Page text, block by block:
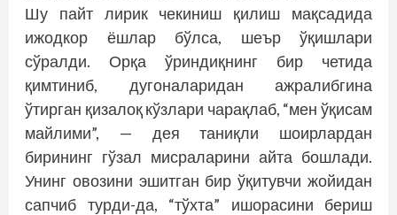
Шу пайт лирик чекиниш қилиш мақсадида
ижодкор ёшлар бўлса, шеър ўқишлари
сўралди. Орқа ўриндиқнинг бир четида
қимтиниб, дугоналаридан ажралибгина
ўтирган қизалоқ кўзлари чарақлаб, “мен ўқисам
майлими”, — дея таниқли шоирлардан
бирининг гўзал мисраларини айта бошлади.
Унинг овозини эшитган бир ўқитувчи жойидан
сапчиб турди-да, “тўхта” ишорасини бериш